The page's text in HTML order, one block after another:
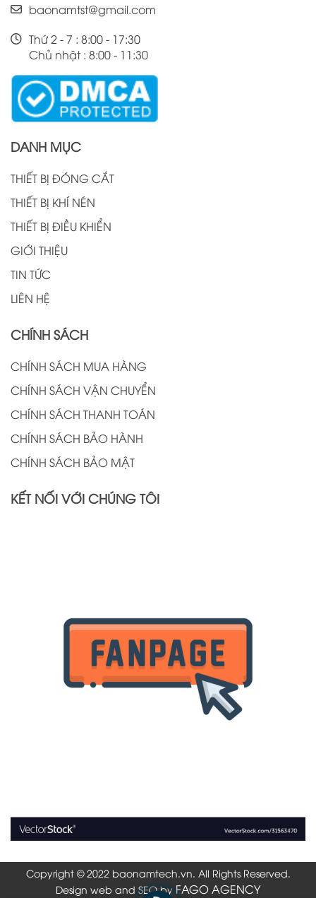
baonamtst@gmail.com
Thứ 2 - 7 : 8:00 - 17:30
Chủ nhật : 8:00 - 11:30
DANH MỤC
THIẾT BỊ ĐÓNG CẮT
THIẾT BỊ KHÍ NÉN
THIẾT BỊ ĐIỀU KHIỂN
GIỚI THIỆU
TIN TỨC
LIÊN HỆ
CHÍNH SÁCH
CHÍNH SÁCH MUA HÀNG
CHÍNH SÁCH VẬN CHUYỂN
CHÍNH SÁCH THANH TOÁN
CHÍNH SÁCH BẢO HÀNH
CHÍNH SÁCH BẢO MẬT
KẾT NỐI VỚI CHÚNG TÔI
Copyright © 2022 baonamtech.vn. All Rights Reserved.
Design web and SEO by FAGO AGENCY